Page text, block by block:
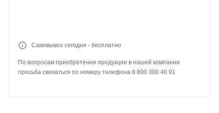
Самовывоз сегодня - бесплатно
По вопросам приобретения продукции в нашей компании
просьба связаться по номеру телефона 8 800 300 46 91